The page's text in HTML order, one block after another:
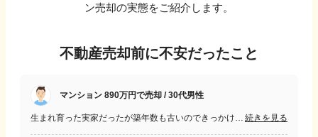
ン売却の実態をご紹介します。
不動産売却前に不安だったこと
マンション 890万円で売却 / 30代男性
続きを見る